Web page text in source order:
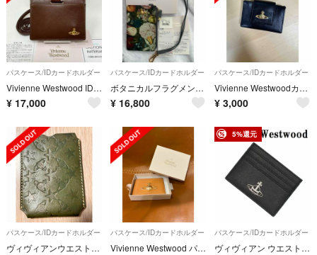
パスケース/IDカードホルダー
Vivienne Westwood IDケース ウォーターオーブ ブラウン
¥ 17,000
パスケース/IDカードホルダー
ボタニカルフラグメントケース VivienneWestwood カードケース
¥ 16,800
パスケース/IDカードホルダー
Vivienne Westwoodカードケース
¥ 3,000
パスケース/IDカードホルダー
ヴィヴィアンウエストウッド パスケース
パスケース/IDカードホルダー
Vivienne Westwood パスケース
5%還元
パスケース/IDカードホルダー
ヴィヴィアン ウエストウッド 51120004 L001N N402 カード入れ